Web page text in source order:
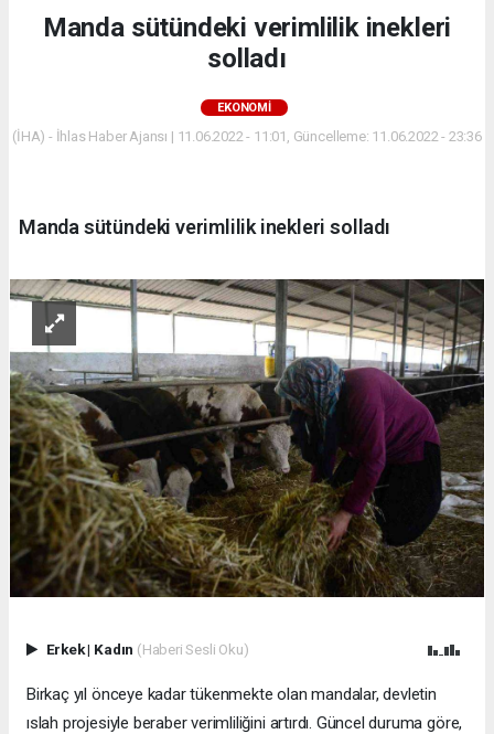
Manda sütündeki verimlilik inekleri
solladı
EKONOMİ
(İHA) - İhlas Haber Ajansı | 11.06.2022 - 11:01, Güncelleme: 11.06.2022 - 23:36
Manda sütündeki verimlilik inekleri solladı
Erkek| Kadın (Haberi Sesli Oku)
Birkaç yıl önceye kadar tükenmekte olan mandalar, devletin
ıslah projesiyle beraber verimliliğini artırdı. Güncel duruma göre,